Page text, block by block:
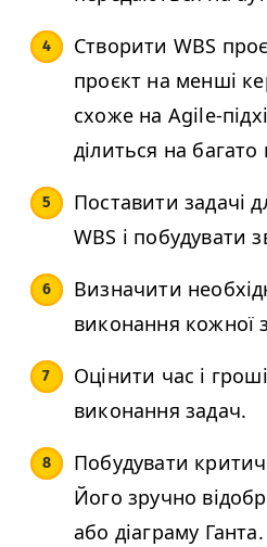
Створити WBS
проєкт на менші
схоже на Agile-
ділиться на
Поставити задачі
WBS і побудувати
Визначити
виконання кожної
Оцінити час і
виконання задач.
Побудувати
Його зручно
або діаграму Ганта.